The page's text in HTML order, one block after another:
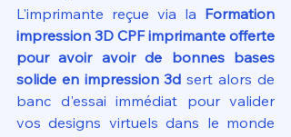
L'imprimante reçue via la Formation
impression 3D CPF imprimante offerte
pour avoir avoir de bonnes bases
solide en impression 3d sert alors de
banc d'essai immédiat pour valider
vos designs virtuels dans le monde